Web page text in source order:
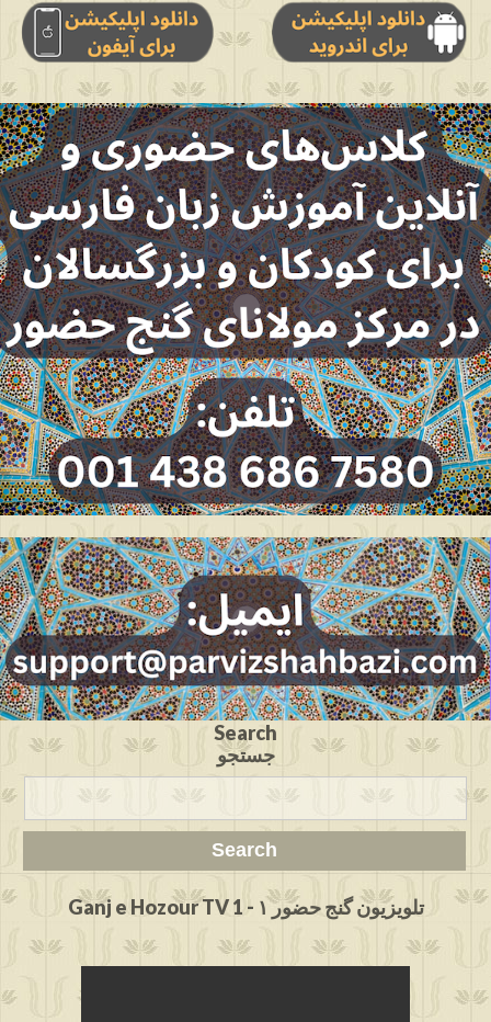
Search
جستجو
Ganj e Hozour TV 1 - تلویزیون گنج حضور ۱